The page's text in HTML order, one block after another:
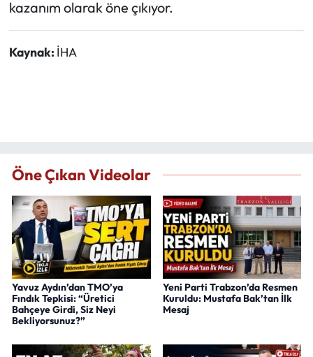
kazanım olarak öne çıkıyor.
Kaynak: İHA
Öne Çıkan Videolar
Yavuz Aydın’dan TMO’ya
Fındık Tepkisi: “Üretici
Bahçeye Girdi, Siz Neyi
Bekliyorsunuz?”
Yeni Parti Trabzon’da Resmen
Kuruldu: Mustafa Bak’tan İlk
Mesaj